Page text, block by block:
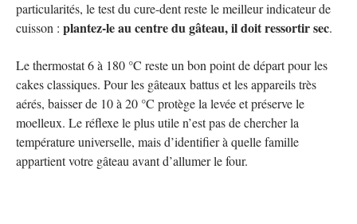
particularités, le test du cure-dent reste le meilleur indicateur de
cuisson : plantez-le au centre du gâteau, il doit ressortir sec.
Le thermostat 6 à 180 °C reste un bon point de départ pour les
cakes classiques. Pour les gâteaux battus et les appareils très
aérés, baisser de 10 à 20 °C protège la levée et préserve le
moelleux. Le réflexe le plus utile n’est pas de chercher la
température universelle, mais d’identifier à quelle famille
appartient votre gâteau avant d’allumer le four.